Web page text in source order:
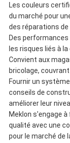
Les couleurs
du marché pour
des réparations
Des
les risques liés à
Convient aux
bricolage,
Fournir un
conseils de
améliorer leur
Meklon s'engage
qualité avec une
pour le marché de